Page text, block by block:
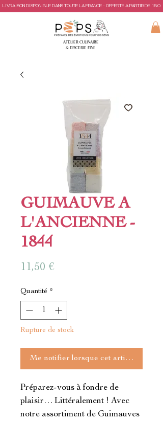
LIVRAISON DISPONIBLE DANS TOUTE LA FRANCE - OFFERTE A PARTIR DE 150€
ATELIER CULINAIRE
& EPICERIE FINE
GUIMAUVE A
L'ANCIENNE -
1844
11,50 €Prix
Quantité *
Rupture de stock
Me notifier lorsque cet article est
Préparez-vous à fondre de
plaisir… Littéralement ! Avec
notre assortiment de Guimauves